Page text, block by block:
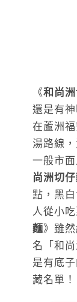
《和尚
還是有
在蘆洲
湯路線
一般市
尚洲切
點，黑
人從小
麵》雖
名「和
是有底
藏名單！